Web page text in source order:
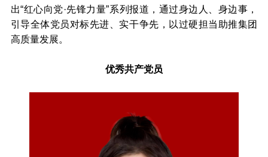
出“红心向党·先锋力量”系列报道，通过身边人、身边事，
引导全体党员对标先进、实干争先，以过硬担当助推集团
高质量发展。
优秀共产党员